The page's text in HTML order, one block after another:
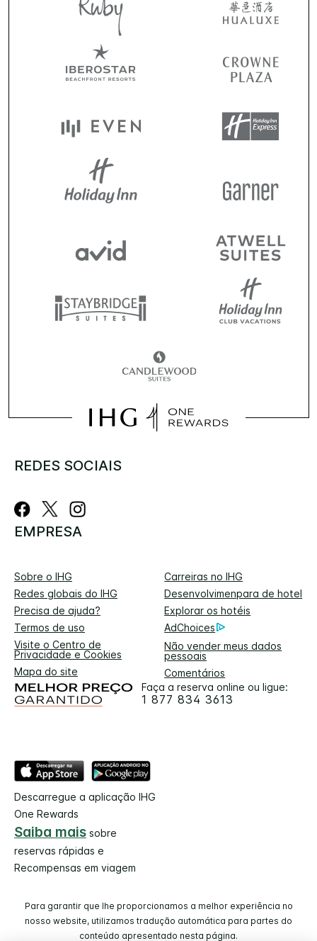
REDES SOCIAIS
EMPRESA
Sobre o IHG
Carreiras no IHG
Redes globais do IHG
Desenvolvimenpara de hotel
Precisa de ajuda?
Explorar os hotéis
Termos de uso
AdChoices
Visite o Centro de
Privacidade e Cookies
Não vender meus dados
pessoais
Mapa do site
Comentários
Faça a reserva online ou ligue:
1 877 834 3613
Descarregue a aplicação IHG
One Rewards
Saiba mais sobre
reservas rápidas e
Recompensas em viagem
Para garantir que lhe proporcionamos a melhor experiência no
nosso website, utilizamos tradução automática para partes do
conteúdo apresentado nesta página.